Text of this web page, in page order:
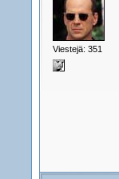
Viestejä: 351